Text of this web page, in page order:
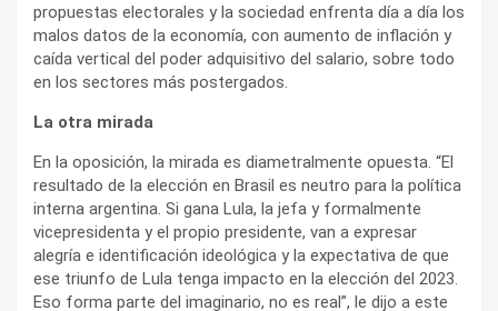
propuestas electorales y la sociedad enfrenta día a día los
malos datos de la economía, con aumento de inflación y
caída vertical del poder adquisitivo del salario, sobre todo
en los sectores más postergados.
La otra mirada
En la oposición, la mirada es diametralmente opuesta. “El
resultado de la elección en Brasil es neutro para la política
interna argentina. Si gana Lula, la jefa y formalmente
vicepresidenta y el propio presidente, van a expresar
alegría e identificación ideológica y la expectativa de que
ese triunfo de Lula tenga impacto en la elección del 2023.
Eso forma parte del imaginario, no es real”, le dijo a este